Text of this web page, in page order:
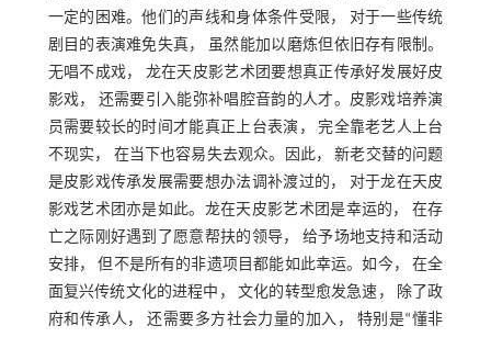
一定的困难。他们的声线和身体条件受限， 对于一些传统
剧目的表演难免失真， 虽然能加以磨炼但依旧存有限制。
无唱不成戏， 龙在天皮影艺术团要想真正传承好发展好皮
影戏， 还需要引入能弥补唱腔音韵的人才。皮影戏培养演
员需要较长的时间才能真正上台表演， 完全靠老艺人上台
不现实， 在当下也容易失去观众。因此， 新老交替的问题
是皮影戏传承发展需要想办法调补渡过的， 对于龙在天皮
影戏艺术团亦是如此。龙在天皮影艺术团是幸运的， 在存
亡之际刚好遇到了愿意帮扶的领导， 给予场地支持和活动
安排， 但不是所有的非遗项目都能如此幸运。如今， 在全
面复兴传统文化的进程中， 文化的转型愈发急速， 除了政
府和传承人， 还需要多方社会力量的加入， 特别是“懂非